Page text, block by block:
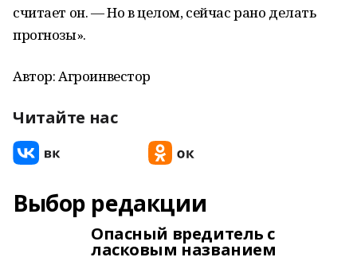
считает он. — Но в целом, сейчас рано делать
прогнозы».
Автор: Агроинвестор
Читайте нас
Выбор редакции
Опасный вредитель с
ласковым названием